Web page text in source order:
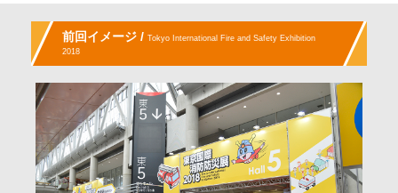
前回イメージ / Tokyo International Fire and Safety Exhibition
2018